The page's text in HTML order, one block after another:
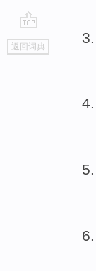
go
top
返回词典